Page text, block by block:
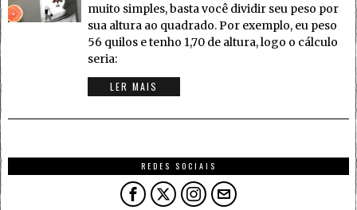
muito simples, basta você dividir seu peso por
sua altura ao quadrado. Por exemplo, eu peso
56 quilos e tenho 1,70 de altura, logo o cálculo
seria:
LER MAIS
REDES SOCIAIS